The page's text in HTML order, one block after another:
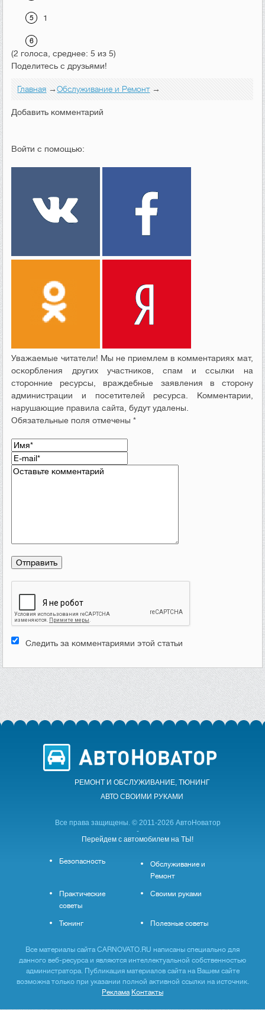
1
(2 голоса, среднее: 5 из 5)
Поделитесь с друзьями!
Главная →Обслуживание и Ремонт→
Добавить комментарий
Войти с помощью:
Уважаемые читатели! Мы не приемлем в комментариях мат,
оскорбления других участников, спам и ссылки на
сторонние ресурсы, враждебные заявления в сторону
администрации и посетителей ресурса. Комментарии,
нарушающие правила сайта, будут удалены.
Обязательные поля отмечены *
Следить за комментариями этой статьи
РЕМОНТ И ОБСЛУЖИВАНИЕ, ТЮНИНГ
АВТО CВОИМИ РУКАМИ
Все права защищены. © 2011-2026 АвтоНоватор
-
Перейдем с автомобилем на ТЫ!
Безопасность
Обслуживание и
Ремонт
Практические
советы
Своими руками
Тюнинг Полезные советы
Все материалы сайта CARNOVATO.RU написаны специально для
данного веб-ресурса и являются интеллектуальной собственностью
администратора. Публикация материалов сайта на Вашем сайте
возможна только при указании полной активной ссылки на источник.
Реклама Контакты